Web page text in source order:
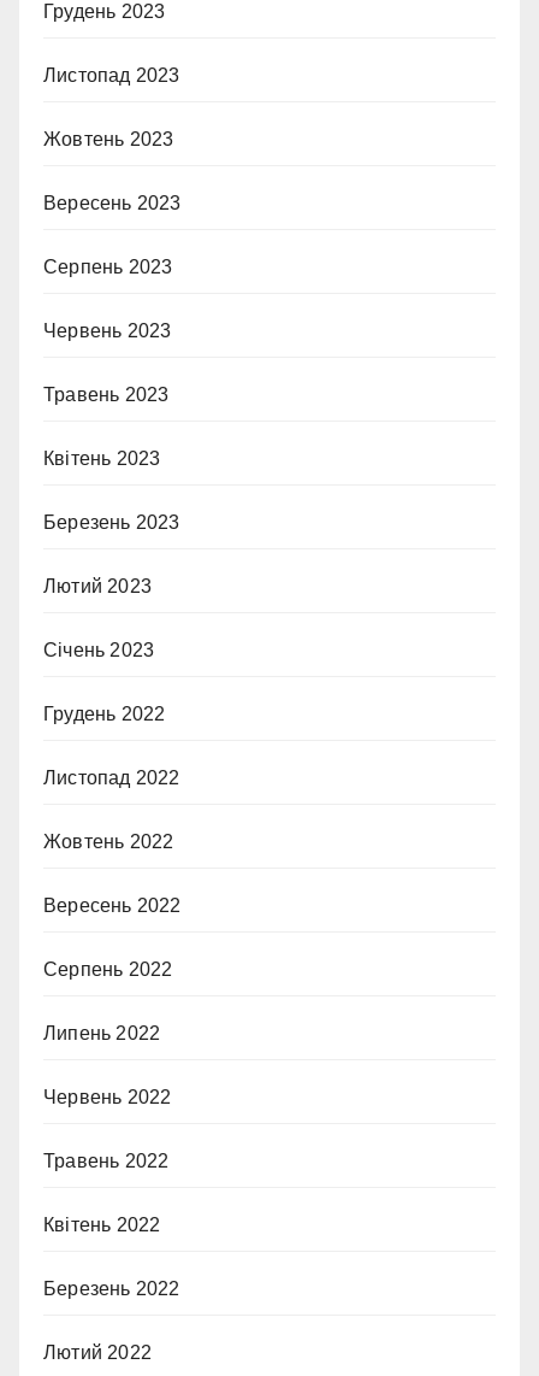
Грудень 2023
Листопад 2023
Жовтень 2023
Вересень 2023
Серпень 2023
Червень 2023
Травень 2023
Квітень 2023
Березень 2023
Лютий 2023
Січень 2023
Грудень 2022
Листопад 2022
Жовтень 2022
Вересень 2022
Серпень 2022
Липень 2022
Червень 2022
Травень 2022
Квітень 2022
Березень 2022
Лютий 2022